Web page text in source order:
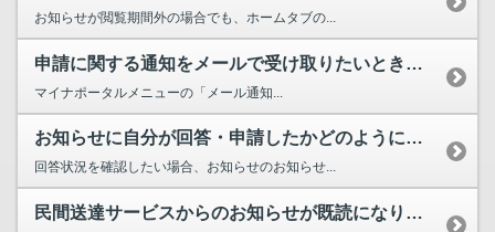
お知らせが閲覧期間外の場合でも、ホームタブの...
申請に関する通知をメールで受け取りたいときはどうすればよいですか。
マイナポータルメニューの「メール通知...
お知らせに自分が回答・申請したかどのように確認すればいいですか。
回答状況を確認したい場合、お知らせのお知らせ...
民間送達サービスからのお知らせが既読になりません。